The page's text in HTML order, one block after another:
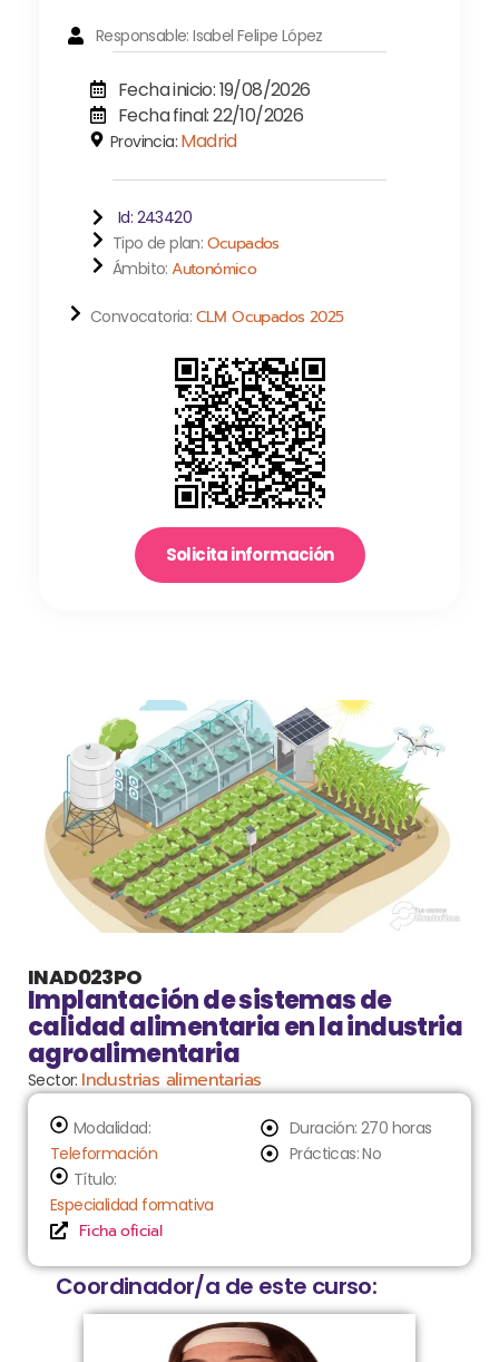
Responsable: Isabel Felipe López
Fecha inicio: 19/08/2026
Fecha final: 22/10/2026
Provincia: Madrid
Id: 243420
Tipo de plan: Ocupados
Ámbito:Autonómico
Convocatoria: CLM Ocupados 2025
Solicita información
INAD023PO
Implantación de sistemas de
calidad alimentaria en la industria
agroalimentaria
Sector: Industrias alimentarias
Modalidad:
Teleformación
Título:
Especialidad formativa
Ficha oficial
Duración: 270 horas
Prácticas: No
Coordinador/a de este curso: